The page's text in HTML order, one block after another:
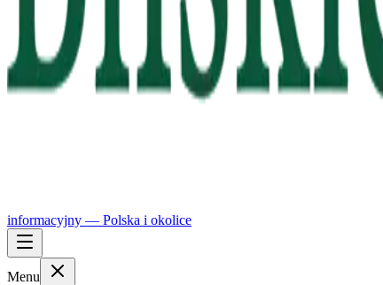
informacyjny — Polska i okolice
Menu